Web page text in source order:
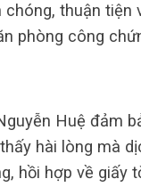
thuận
phòng công
Huệ đảm
hài lòng mà
hồi hợp về giấy